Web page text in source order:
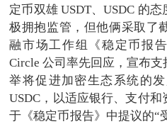
定币双雄 USDT、USDC 的
极拥抱监管，但他俩采取了
融市场工作组《稳定币报
Circle 公司率先回应，宣布
举将促进加密生态系统的
USDC，以适应银行、支付
于《稳定币报告》中提议的“